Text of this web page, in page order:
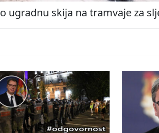
ugradnu skija na tramvaje za